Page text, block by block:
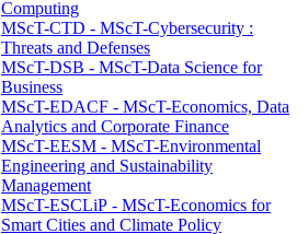
Computing
MScT-CTD - MScT-Cybersecurity :
Threats and Defenses
MScT-DSB - MScT-Data Science for
Business
MScT-EDACF - MScT-Economics, Data
Analytics and Corporate Finance
MScT-EESM - MScT-Environmental
Engineering and Sustainability
Management
MScT-ESCLiP - MScT-Economics for
Smart Cities and Climate Policy